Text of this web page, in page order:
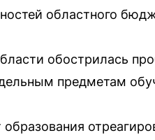
областного
обострилась
предметам